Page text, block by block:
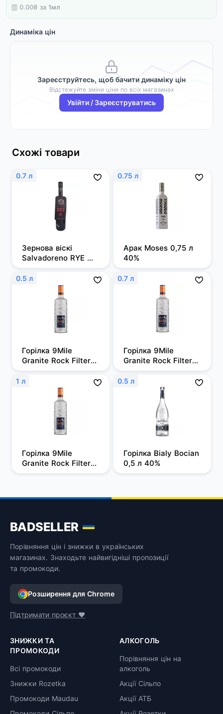
0.00₴ за 1мл
Динаміка цін
Зареєструйтесь, щоб бачити динаміку цін
Відстежуйте зміни ціни по всіх магазинах
Увійти / Зареєструватись
Схожі товари
0.7 л
Зернова віскі
Salvadoreno RYE
0,7л 50%
0.75 л
Арак Moses 0,75 л
40%
0.5 л
Горілка 9Mile
Granite Rock Filtered
0,5л, 37,5%
0.7 л
Горілка 9Mile
Granite Rock Filtered
0,7 л, 37,5%
1 л
Горілка 9Mile
Granite Rock Filtered
1 л, 37,5%
0.5 л
Горілка Bialy Bocian
0,5 л 40%
BADSELLER
Порівняння цін і знижки в українських
магазинах. Знаходьте найвигідніші пропозиції
та промокоди.
Розширення для Chrome
Підтримати проєкт ❤️
ЗНИЖКИ ТА
ПРОМОКОДИ
Всі промокоди
Знижки Rozetka
Промокоди Maudau
АЛКОГОЛЬ
Порівняння цін на
алкоголь
Акції Сільпо
Акції АТБ